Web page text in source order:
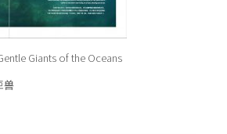
Giants of the Oceans
兽